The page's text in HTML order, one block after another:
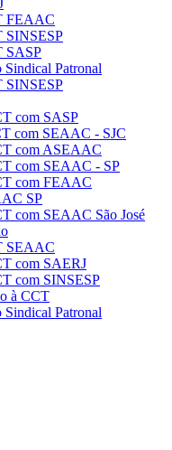
FEAAC
SINSESP
SASP
Patronal
SINSESP
com SASP
com SEAAC - SJC
com ASEAAC
com SEAAC - SP
com FEAAC
SP
com SEAAC São José
SEAAC
com SAERJ
com SINSESP
à CCT
Patronal